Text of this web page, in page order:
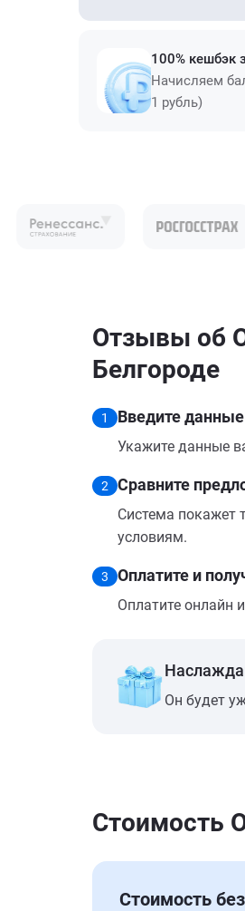
100% кешбэк
Начисляем
1 рубль)
Отзывы об
Белгороде
1 Введите данные
Укажите данные
2 Сравните
Система покажет
условиям.
3 Оплатите и
Оплатите онлайн
Он будет
Стоимость
Стоимость